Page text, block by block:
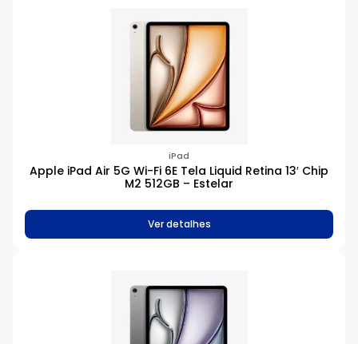
iPad
Apple iPad Air 5G Wi-Fi 6E Tela Liquid Retina 13′ Chip
M2 512GB – Estelar
Ver detalhes